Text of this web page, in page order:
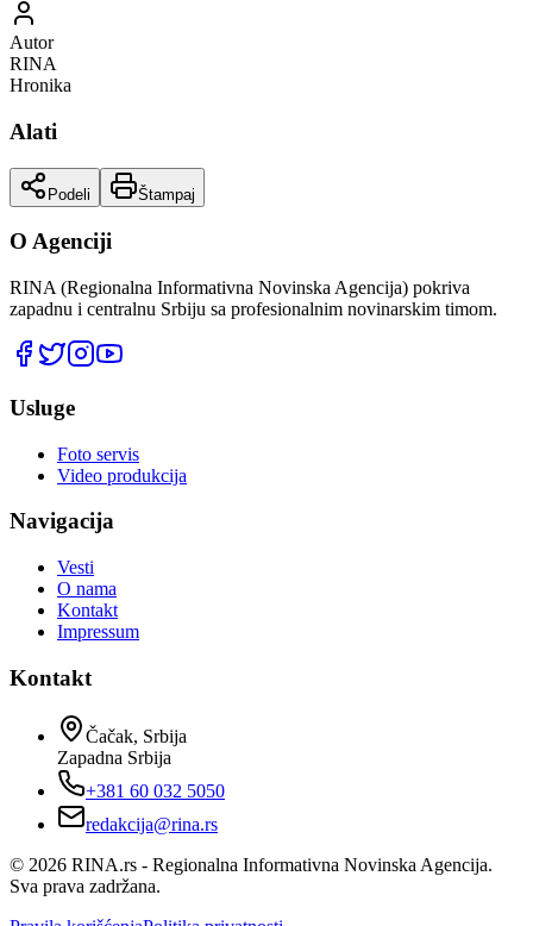
Autor
RINA
Hronika
Alati
Podeli Štampaj
O Agenciji
RINA (Regionalna Informativna Novinska Agencija) pokriva
zapadnu i centralnu Srbiju sa profesionalnim novinarskim timom.
Usluge
Foto servis
Video produkcija
Navigacija
Vesti
O nama
Kontakt
Impressum
Kontakt
Čačak, Srbija
Zapadna Srbija
+381 60 032 5050
redakcija@rina.rs
© 2026 RINA.rs - Regionalna Informativna Novinska Agencija.
Sva prava zadržana.